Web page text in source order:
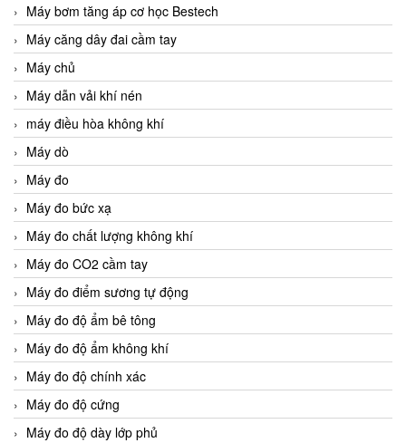
Máy bơm tăng áp cơ học Bestech
Máy căng dây đai cầm tay
Máy chủ
Máy dẫn vải khí nén
máy điều hòa không khí
Máy dò
Máy đo
Máy đo bức xạ
Máy đo chất lượng không khí
Máy đo CO2 cầm tay
Máy đo điểm sương tự động
Máy đo độ ẩm bê tông
Máy đo độ ẩm không khí
Máy đo độ chính xác
Máy đo độ cứng
Máy đo độ dày lớp phủ